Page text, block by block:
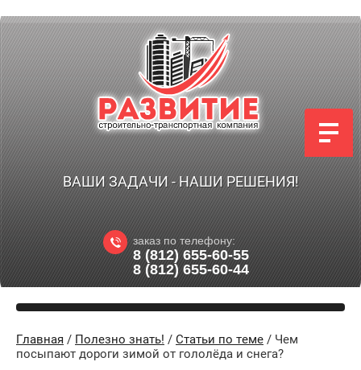
ВАШИ ЗАДАЧИ - НАШИ РЕШЕНИЯ!
заказ по телефону:
8 (812) 655-60-55
8 (812) 655-60-44
Главная / Полезно знать! / Статьи по теме / Чем
посыпают дороги зимой от гололёда и снега?